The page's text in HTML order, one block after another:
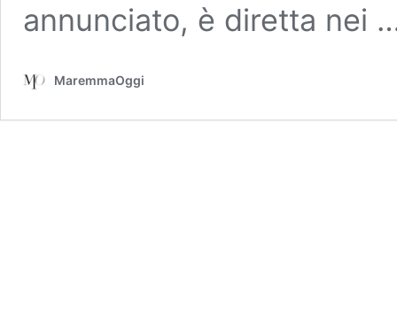
annunciato, è diretta nei
MaremmaOggi